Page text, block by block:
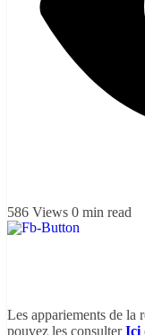
586 Views 0 min read
Les appariements de la
pouvez les consulterIci